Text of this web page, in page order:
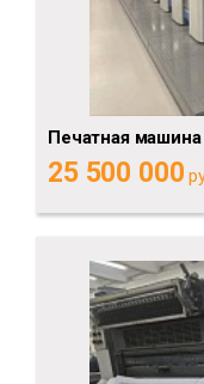
Печатная машина
25 500 000